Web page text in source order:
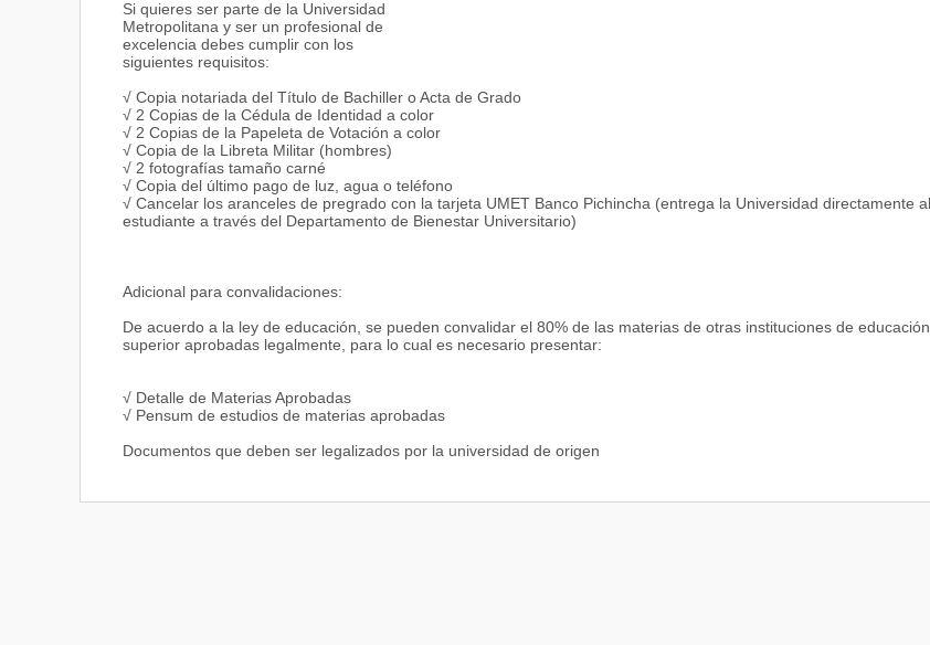
Si quieres ser parte de la Universidad
Metropolitana y ser un profesional de
excelencia debes cumplir con los
siguientes requisitos:
√ Copia notariada del Título de Bachiller o Acta de Grado
√ 2 Copias de la Cédula de Identidad a color
√ 2 Copias de la Papeleta de Votación a color
√ Copia de la Libreta Militar (hombres)
√ 2 fotografías tamaño carné
√ Copia del último pago de luz, agua o teléfono
√ Cancelar los aranceles de pregrado con la tarjeta UMET Banco Pichincha (entrega la Universidad directamente al
estudiante a través del Departamento de Bienestar Universitario)
Adicional para convalidaciones:
De acuerdo a la ley de educación, se pueden convalidar el 80% de las materias de otras instituciones de educación
superior aprobadas legalmente, para lo cual es necesario presentar:
√ Detalle de Materias Aprobadas
√ Pensum de estudios de materias aprobadas
Documentos que deben ser legalizados por la universidad de origen